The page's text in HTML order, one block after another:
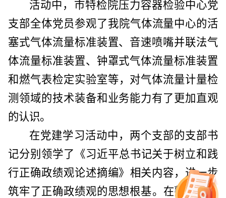
活动中， 市特检院压力容器检验中心党
支部全体党员参观了我院气体流量中心的活
塞式气体流量标准装置、音速喷嘴并联法气
体流量标准装置、钟罩式气体流量标准装置
和 燃气表检定实验室等，对气体流量计量检
测领域的技术装备和业务能力有了更加直观
的认识。
在党建学习活动中 ， 两个支部的支部书
记分别 领学了《习近平总书记关于树立和践
行正确政绩观论述摘编》 相关内容，进一步
筑牢了正确政绩观的思想根基。 在熟悉了各